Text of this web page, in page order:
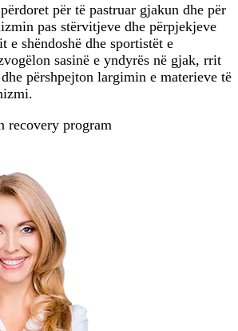
për të pastruar gjakun dhe për
pas stërvitjeve dhe përpjekjeve
e shëndoshë dhe sportistët e
sasinë e yndyrës në gjak, rrit
përshpejton largimin e materieve të
recovery program